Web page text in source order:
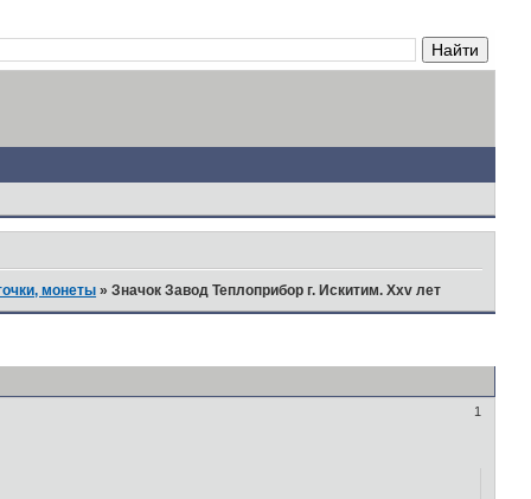
монеты »Значок Завод Теплоприбор г. Искитим. Xxv лет
1